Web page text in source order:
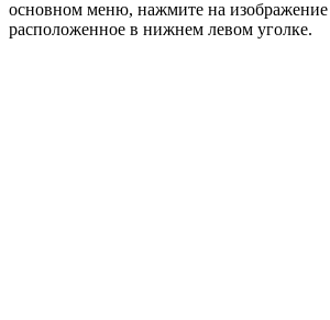
основном меню, нажмите на изображение
расположенное в нижнем левом уголке.